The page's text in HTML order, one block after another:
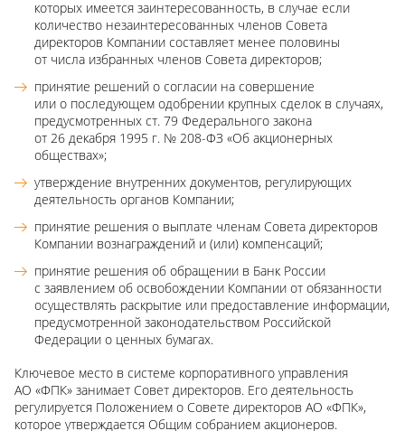
которых имеется заинтересованность, в случае если
количество незаинтересованных членов Совета
директоров Компании составляет менее половины
от числа избранных членов Совета директоров;
принятие решений о согласии на совершение
или о последующем одобрении крупных сделок в случаях,
предусмотренных ст. 79 Федерального закона
от 26 декабря 1995 г. № 208-ФЗ «Об акционерных
обществах»;
утверждение внутренних документов, регулирующих
деятельность органов Компании;
принятие решения о выплате членам Совета директоров
Компании вознаграждений и (или) компенсаций;
принятие решения об обращении в Банк России
с заявлением об освобождении Компании от обязанности
осуществлять раскрытие или предоставление информации,
предусмотренной законодательством Российской
Федерации о ценных бумагах.
Ключевое место в системе корпоративного управления
АО «ФПК» занимает Совет директоров. Его деятельность
регулируется Положением о Совете директоров АО «ФПК»,
которое утверждается Общим собранием акционеров.